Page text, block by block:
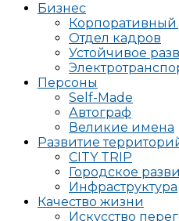
Бизнес
Корпоративный
Отдел кадров
Устойчивое
Персоны
Self-Made
Автограф
Великие имена
Развитие
CITY TRIP
Городское
Инфраструктура
Качество жизни
Искусство